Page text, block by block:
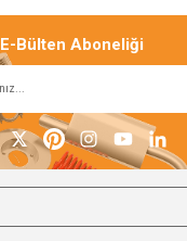
E-Bülten Aboneliği